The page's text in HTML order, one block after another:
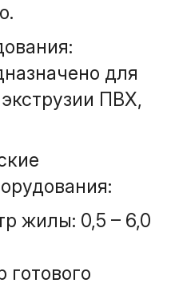
для
ПВХ,
жилы: 0,5 – 6,0